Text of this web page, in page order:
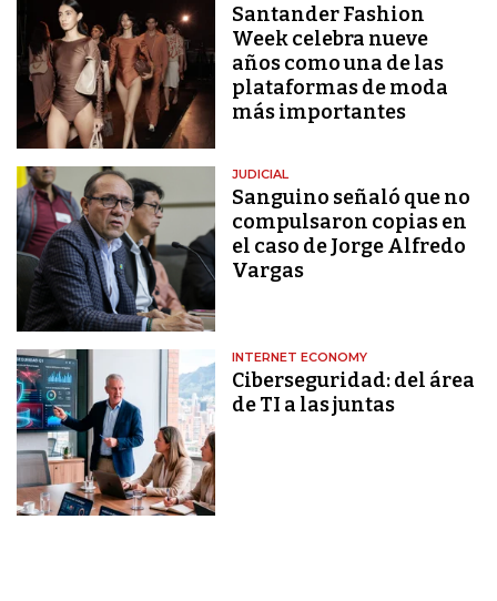
Santander Fashion
Week celebra nueve
años como una de las
plataformas de moda
más importantes
JUDICIAL
Sanguino señaló que no
compulsaron copias en
el caso de Jorge Alfredo
Vargas
INTERNET ECONOMY
Ciberseguridad: del área
de TI a las juntas